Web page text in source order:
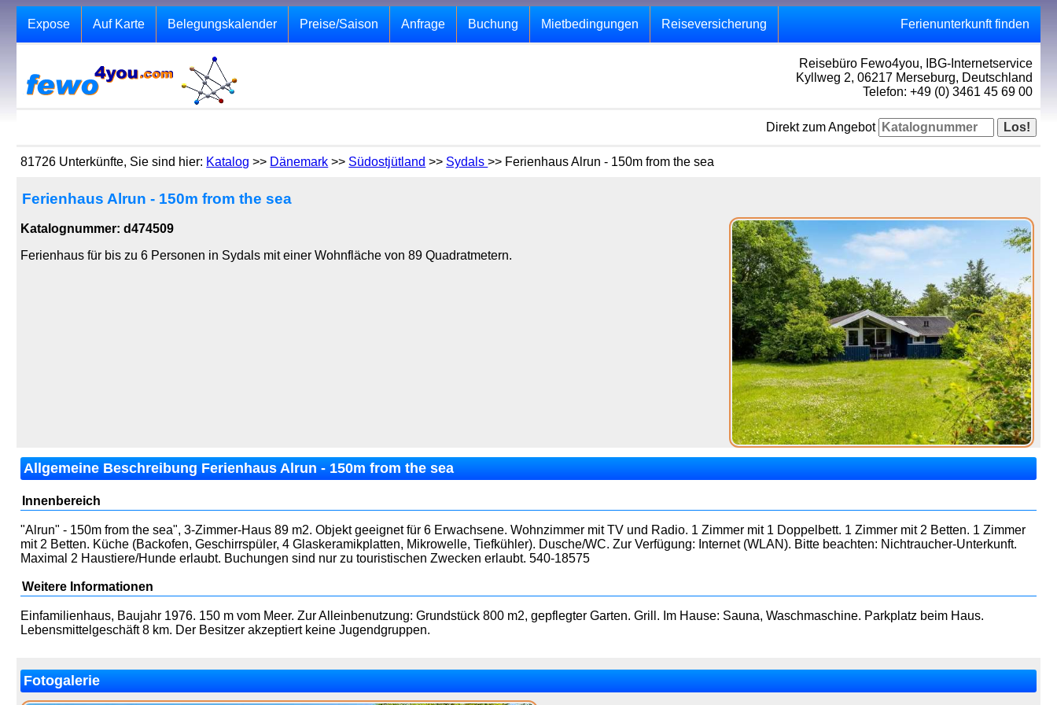
Expose Auf Karte Belegungskalender Preise/Saison Anfrage Buchung Mietbedingungen Reiseversicherung Ferienunterkunft finden
Reisebüro Fewo4you, IBG-Internetservice
Kyllweg 2, 06217 Merseburg, Deutschland
Telefon: +49 (0) 3461 45 69 00
Direkt zum Angebot
81726 Unterkünfte, Sie sind hier: Katalog >> Dänemark >> Südostjütland >> Sydals>> Ferienhaus Alrun - 150m from the sea
Ferienhaus Alrun - 150m from the sea
Katalognummer: d474509
Ferienhaus für bis zu 6 Personen in Sydals mit einer Wohnfläche von 89 Quadratmetern.
Allgemeine Beschreibung Ferienhaus Alrun - 150m from the sea
Innenbereich
"Alrun" - 150m from the sea", 3-Zimmer-Haus 89 m2. Objekt geeignet für 6 Erwachsene. Wohnzimmer mit TV und Radio. 1 Zimmer mit 1 Doppelbett. 1 Zimmer mit 2 Betten. 1 Zimmer
mit 2 Betten. Küche (Backofen, Geschirrspüler, 4 Glaskeramikplatten, Mikrowelle, Tiefkühler). Dusche/WC. Zur Verfügung: Internet (WLAN). Bitte beachten: Nichtraucher-Unterkunft.
Maximal 2 Haustiere/Hunde erlaubt. Buchungen sind nur zu touristischen Zwecken erlaubt. 540-18575
Weitere Informationen
Einfamilienhaus, Baujahr 1976. 150 m vom Meer. Zur Alleinbenutzung: Grundstück 800 m2, gepflegter Garten. Grill. Im Hause: Sauna, Waschmaschine. Parkplatz beim Haus.
Lebensmittelgeschäft 8 km. Der Besitzer akzeptiert keine Jugendgruppen.
Fotogalerie